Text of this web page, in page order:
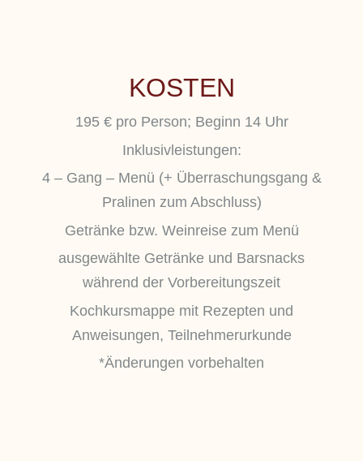
KOSTEN
195 € pro Person; Beginn 14 Uhr
Inklusivleistungen:
4 – Gang – Menü (+ Überraschungsgang &
Pralinen zum Abschluss)
Getränke bzw. Weinreise zum Menü
ausgewählte Getränke und Barsnacks
während der Vorbereitungszeit
Kochkursmappe mit Rezepten und
Anweisungen, Teilnehmerurkunde
*Änderungen vorbehalten